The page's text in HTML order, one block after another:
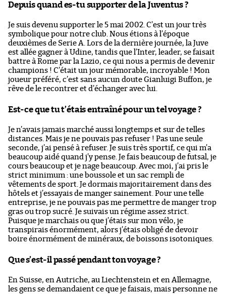
Depuis quand es-tu supporter de la Juventus ?
Je suis devenu supporter le 5 mai 2002. C’est un jour très
symbolique pour notre club. Nous étions à l’époque
deuxièmes de Serie A. Lors de la dernière journée, la Juve
est allée gagner à Udine, tandis que l’Inter, leader, se faisait
battre à Rome par la Lazio, ce qui nous a permis de devenir
champions ! C’était un jour mémorable, incroyable ! Mon
joueur préféré, c’est sans aucun doute Gianluigi Buffon, je
rêve de le recontrer et d’échanger avec lui.
Est-ce que tu t’étais entraîné pour un tel voyage ?
Je n’avais jamais marché aussi longtemps et sur de telles
distances. Mais je ne pouvais pas refuser ! Pas une seule
seconde, j’ai pensé à refuser. Je suis très sportif, ce qui m’a
beaucoup aidé quand j’y pense. Je fais beaucoup de futsal, je
cours beaucoup et je nage beaucoup. Avec moi, j’ai pris le
strict minimum : une boussole et un sac rempli de
vêtements de sport. Je dormais majoritairement dans des
hôtels et j’essayais de manger sainement. Pour une telle
entreprise, je ne pouvais pas me permettre de manger trop
gras ou trop sucré. Je suivais un régime assez strict.
Puisque je marchais ou que j’étais sur mon vélo, je
transpirais énormément, alors j’étais obligé de devoir
boire énormément de minéraux, de boissons isotoniques.
Que s’est-il passé pendant ton voyage ?
En Suisse, en Autriche, au Liechtenstein et en Allemagne,
les gens se demandaient ce que je faisais, mais personne ne